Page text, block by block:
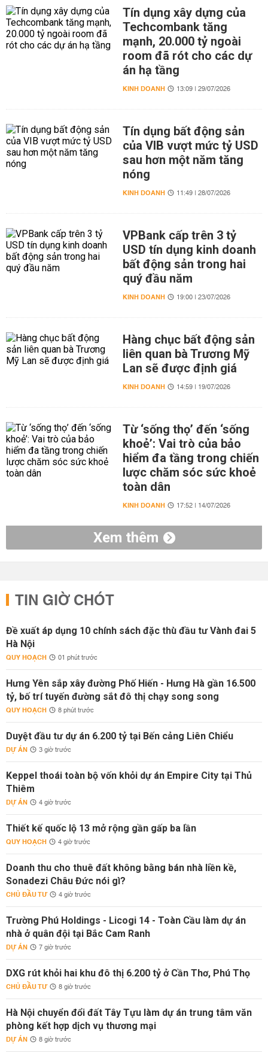
Tín dụng xây dựng của
Techcombank tăng
mạnh, 20.000 tỷ ngoài
room đã rót cho các dự
án hạ tầng
KINH DOANH 13:09 | 29/07/2026
Tín dụng bất động sản
của VIB vượt mức tỷ USD
sau hơn một năm tăng
nóng
KINH DOANH 11:49 | 28/07/2026
VPBank cấp trên 3 tỷ
USD tín dụng kinh doanh
bất động sản trong hai
quý đầu năm
KINH DOANH 19:00 | 23/07/2026
Hàng chục bất động sản
liên quan bà Trương Mỹ
Lan sẽ được định giá
KINH DOANH 14:59 | 19/07/2026
Từ ‘sống thọ’ đến ‘sống
khoẻ’: Vai trò của bảo
hiểm đa tầng trong chiến
lược chăm sóc sức khoẻ
toàn dân
KINH DOANH 17:52 | 14/07/2026
Xem thêm
TIN GIỜ CHÓT
Đề xuất áp dụng 10 chính sách đặc thù đầu tư Vành đai 5
Hà Nội
QUY HOẠCH 01 phút trước
Hưng Yên sắp xây đường Phố Hiến - Hưng Hà gần 16.500
tỷ, bố trí tuyến đường sắt đô thị chạy song song
QUY HOẠCH 8 phút trước
Duyệt đầu tư dự án 6.200 tỷ tại Bến cảng Liên Chiểu
DỰ ÁN 3 giờ trước
Keppel thoái toàn bộ vốn khỏi dự án Empire City tại Thủ
Thiêm
DỰ ÁN 4 giờ trước
Thiết kế quốc lộ 13 mở rộng gần gấp ba lần
QUY HOẠCH 4 giờ trước
Doanh thu cho thuê đất không bằng bán nhà liền kề,
Sonadezi Châu Đức nói gì?
CHỦ ĐẦU TƯ 4 giờ trước
Trường Phú Holdings - Licogi 14 - Toàn Cầu làm dự án
nhà ở quân đội tại Bắc Cam Ranh
DỰ ÁN 7 giờ trước
DXG rút khỏi hai khu đô thị 6.200 tỷ ở Cần Thơ, Phú Thọ
CHỦ ĐẦU TƯ 8 giờ trước
Hà Nội chuyển đổi đất Tây Tựu làm dự án trung tâm văn
phòng kết hợp dịch vụ thương mại
DỰ ÁN 8 giờ trước